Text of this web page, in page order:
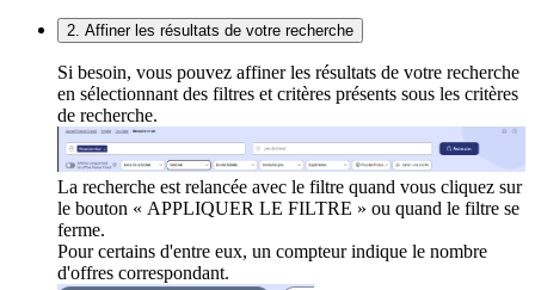
2. Affiner les résultats de votre recherche
Si besoin, vous pouvez affiner les résultats de votre recherche
en sélectionnant des filtres et critères présents sous les critères
de recherche.
La recherche est relancée avec le filtre quand vous cliquez sur
le bouton « APPLIQUER LE FILTRE » ou quand le filtre se
ferme.
Pour certains d'entre eux, un compteur indique le nombre
d'offres correspondant.